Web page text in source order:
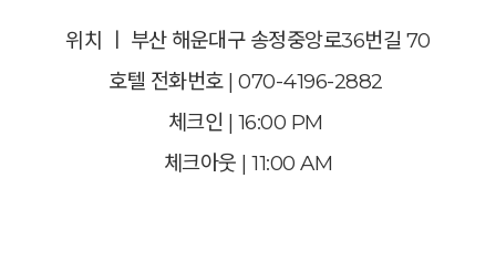
위치 ㅣ 부산 해운대구 송정중앙로36번길 70
호텔 전화번호 | 070-4196-2882
체크인 | 16:00 PM
체크아웃 | 11:00 AM